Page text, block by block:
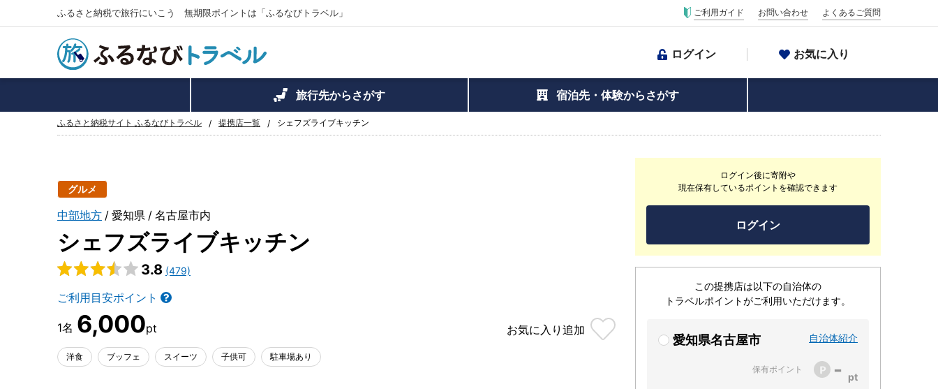
ふるさと納税で旅行にいこう 無期限ポイントは「ふるなびトラベル」 ご利用ガイド お問い合わせ よくあるご質問
ログイン お気に入り
旅行先からさがす 宿泊先・体験からさがす
ふるさと納税サイト ふるなびトラベル 提携店一覧 シェフズライブキッチン
グルメ
中部地方 愛知県 名古屋市内
シェフズライブキッチン
3.8 (479)
ご利用目安ポイント
6,000 お気に入り 追加
洋食 ブッフェ スイーツ 子供可 駐車場あり
ログイン後に寄附や
現在保有しているポイントを確認できます
ログイン
この提携店は以下の自治体の
トラベルポイントがご利用いただけます。
愛知県名古屋市 自治体紹介
保有ポイント -